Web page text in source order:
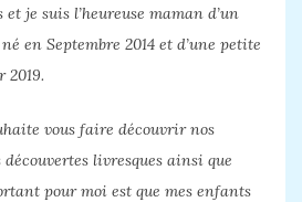
je suis l’heureuse maman d’un
en Septembre 2014 et d’une petite
2019.
vous faire découvrir nos
livresques ainsi que
pour moi est que mes enfants